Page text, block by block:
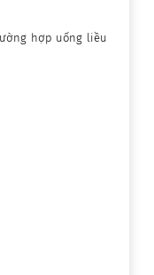
hợp uống liều